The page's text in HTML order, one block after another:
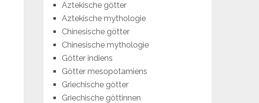
Aztekische götter
Aztekische mythologie
Chinesische götter
Chinesische mythologie
Götter indiens
Götter mesopotamiens
Griechische götter
Griechische göttinnen